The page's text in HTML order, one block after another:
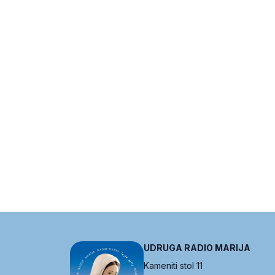
UDRUGA RADIO MARIJA
Kameniti stol 11